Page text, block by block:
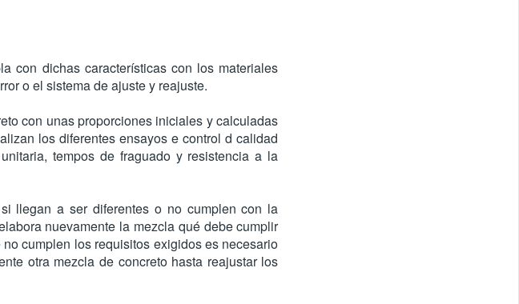
con dichas características con los materiales
o el sistema de ajuste y reajuste.
con unas proporciones iniciales y calculadas
los diferentes ensayos e control d calidad
tempos de fraguado y resistencia a la
llegan a ser diferentes o no cumplen con la
nuevamente la mezcla qué debe cumplir
cumplen los requisitos exigidos es necesario
otra mezcla de concreto hasta reajustar los